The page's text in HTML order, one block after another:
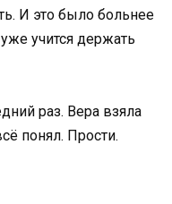
И это было больнее
учится держать
раз. Вера взяла
понял. Прости.